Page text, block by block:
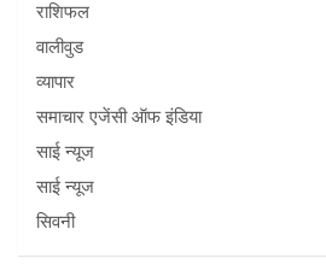
राशिफल
वालीवुड
व्यापार
समाचार एजेंसी ऑफ इंडिया
साई न्यूज
साई न्यूज
सिवनी